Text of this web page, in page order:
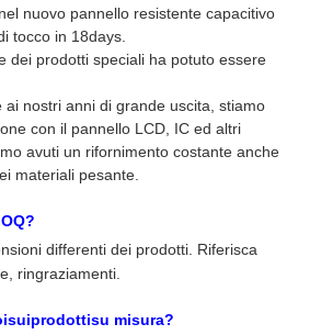
nuovo pannello resistente capacitivo
tocco in 18days.
dei prodotti speciali ha potuto essere
nostri anni di grande uscita, stiamo
con il pannello LCD, IC ed altri
avuti un rifornimento costante anche
materiali pesante.
differenti dei prodotti. Riferisca
ringraziamenti.
misura?